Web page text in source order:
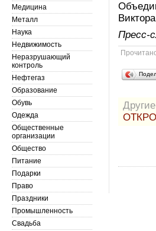
Пресс-
Медицина
Металл
Наука
Недвижимость
Неразрушающий
контроль
Нефтегаз
Образование
Обувь
Одежда
Общественные
организации
Общество
Питание
Подарки
Право
Праздники
Промышленность
Свадьба